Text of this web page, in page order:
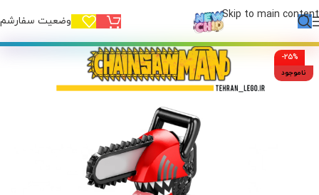
Skip to main content وضعیت
-25%
ناموجود